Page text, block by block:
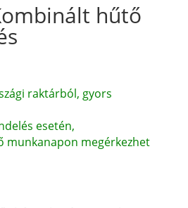
hűtő
raktárból, gyors
esetén,
munkanapon megérkezhet